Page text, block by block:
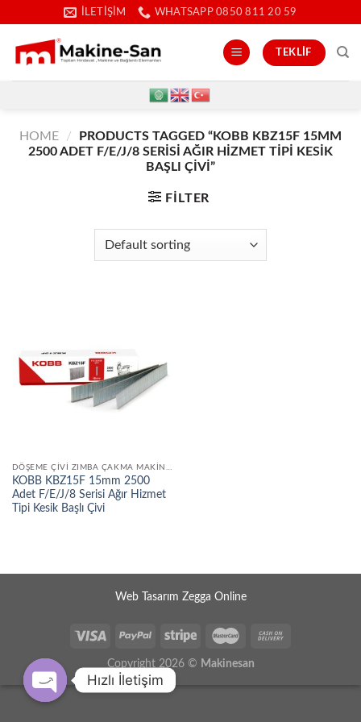
İLETIŞIM WHATSAPP 0850 811 20 59
TEKLIF
HOME /
PRODUCTS TAGGED “KOBB KBZ15F 15MM
2500 ADET F/E/J/8 SERISI AĞIR HIZMET TIPI KESIK
BAŞLI ÇIVI”
FILTER
DÖŞEME ÇIVI ZIMBA ÇAKMA MAKINELERI
KOBB KBZ15F 15mm 2500
Adet F/E/J/8 Serisi Ağır Hizmet
Tipi Kesik Başlı Çivi
Web Tasarım Zegga Online
Copyright 2026 © Makinesan
Hızlı İletişim